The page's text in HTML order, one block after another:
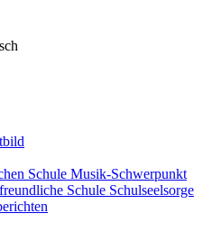
Schule Musik-Schwerpunkt
Schule Schulseelsorge